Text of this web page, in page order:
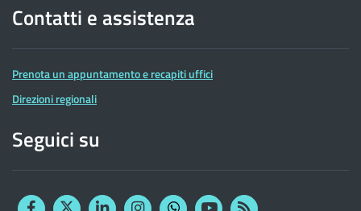
Contatti e assistenza
Prenota un appuntamento e recapiti uffici
Direzioni regionali
Seguici su
FacebookTwitterLinkedinInstagram YouTubeRSS